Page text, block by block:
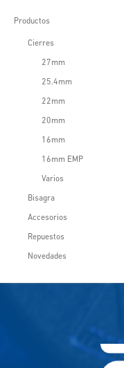
Productos
Cierres
27mm
25.4mm
22mm
20mm
16mm
16mm EMP
Varios
Bisagra
Accesorios
Repuestos
Novedades